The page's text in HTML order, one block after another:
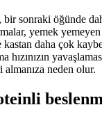
sonraki öğünde
yemek
daha çok
hızınızın
neden olur.